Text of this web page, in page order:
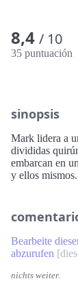
8,4 / 10
35 puntuación
sinopsis
Mark lidera a
divididas
embarcan en
y ellos mismos.
Bearbeite
abzurufen [
nichts weiter.